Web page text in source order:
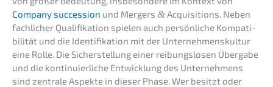
Compa­ny succes­si­on und Mergers & Acqui­si­ti­ons. Neben
fachli­cher Quali­fi­ka­ti­on spielen auch persön­li­che Kompa­ti­
bi­li­tät und die Identi­fi­ka­ti­on mit der Unter­neh­mens­kul­tur
eine Rolle. Die Sicher­stel­lung einer reibungs­lo­sen Überga­be
und die konti­nu­ier­li­che Entwick­lung des Unter­neh­mens
sind zentra­le Aspek­te in dieser Phase. Wer besitzt oder